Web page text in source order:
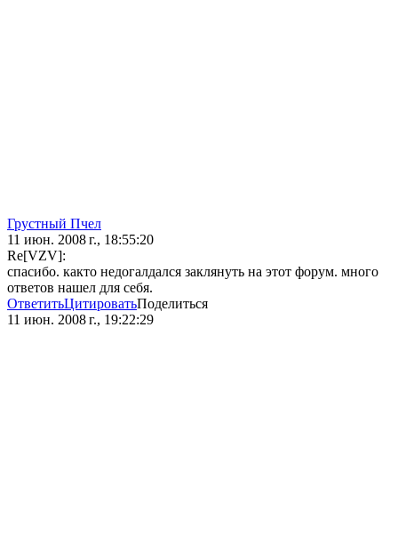
Грустный Пчел
11 июн. 2008 г., 18:55:20
Re[VZV]:
спасибо. както недогалдался заклянуть на этот форум. много
ответов нашел для себя.
ОтветитьЦитироватьПоделиться
11 июн. 2008 г., 19:22:29